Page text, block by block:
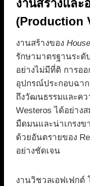
งานสร้างและ
(Production
งานสร้างของ
รักษามาตรฐานระดั
อย่างไม่มีที่ติ การอ
อุปกรณ์ประกอบฉา
ถึงวัฒนธรรมและคว
Westeros ได้อย่าง
มืดมนและน่าเกรง
ด้วยอันตรายของ
อย่างชัดเจน
งานวิชวลเอฟเฟกต์